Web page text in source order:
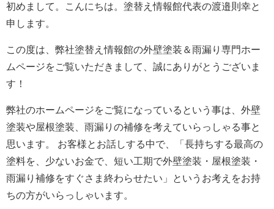
初めまして。こんにちは。塗替え情報館代表の渡邉則幸と
申します。
この度は、弊社塗替え情報館の外壁塗装＆雨漏り専門ホー
ムページをご覧いただきまして、誠にありがとうございま
す！
弊社のホームページをご覧になっているという事は、外壁
塗装や屋根塗装、雨漏りの補修を考えていらっしゃる事と
思います。 お客様とお話しする中で、「長持ちする最高の
塗料を、少ないお金で、短い工期で外壁塗装・屋根塗装・
雨漏り補修をすぐさま終わらせたい」というお考えをお持
ちの方がいらっしゃいます。